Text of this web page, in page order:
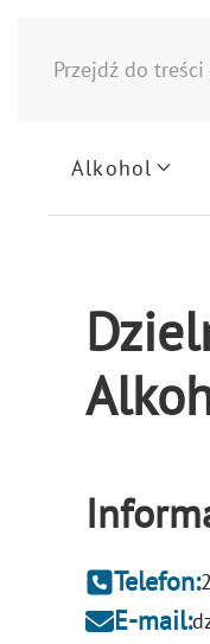
Przejdź do treści
Alkohol
Telefon:
E-mail: